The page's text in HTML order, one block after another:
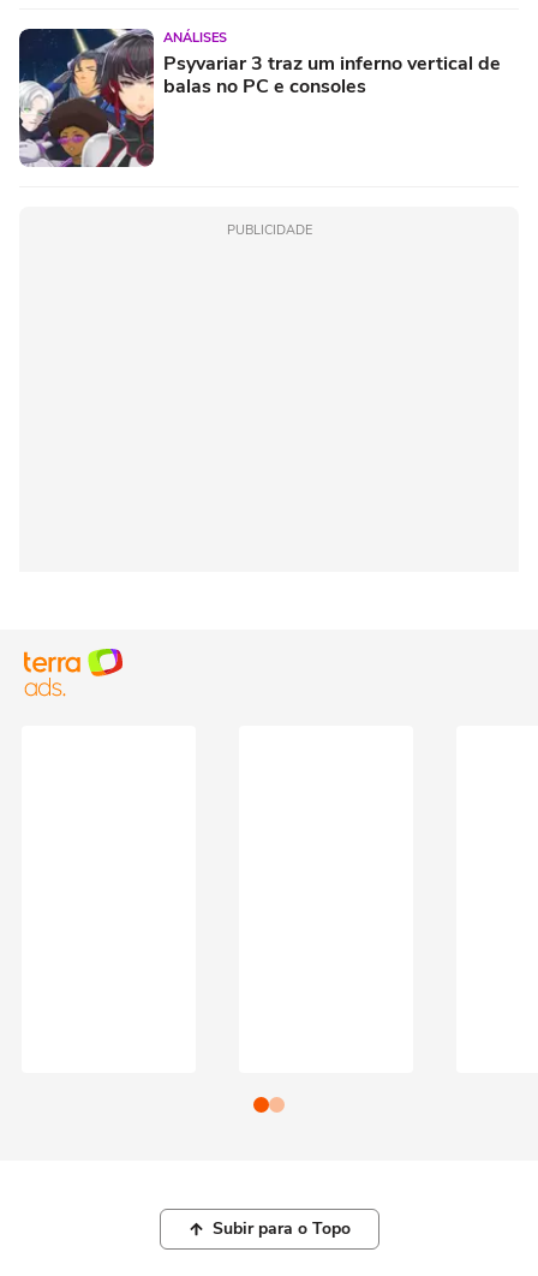
ANÁLISES
Psyvariar 3 traz um inferno vertical de
balas no PC e consoles
PUBLICIDADE
Subir para o Topo